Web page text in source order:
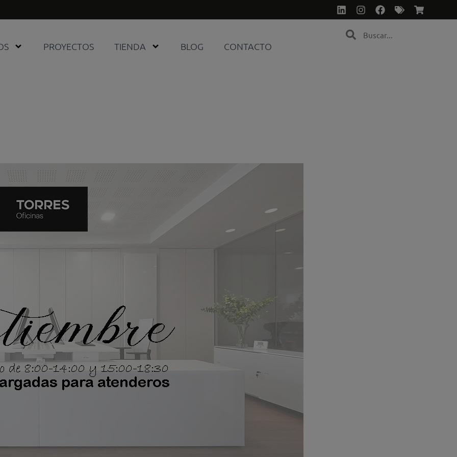
LinkedinInstagram
Facebook
Tags
cart
PROYECTOS TIENDA BLOG CONTACTO
SearchSearch